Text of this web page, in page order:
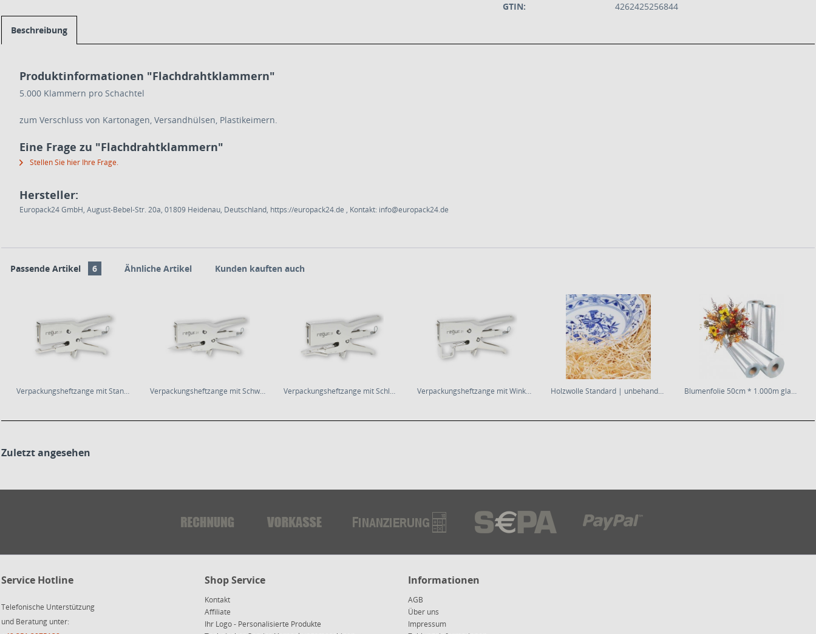
GTIN:
4262425256844
Beschreibung
Produktinformationen "Flachdrahtklammern"
5.000 Klammern pro Schachtel
zum Verschluss von Kartonagen, Versandhülsen, Plastikeimern.
Eine Frage zu "Flachdrahtklammern"
Stellen Sie hier Ihre Frage.
Hersteller:
Europack24 GmbH, August-Bebel-Str. 20a, 01809 Heidenau, Deutschland, https://europack24.de , Kontakt: info@europack24.de
Passende Artikel 6 Ähnliche Artikel Kunden kauften auch
Verpackungsheftzange mit Standardamboss Verpackungsheftzange mit Schwertamboss Verpackungsheftzange mit Schlaufenamboss Verpackungsheftzange mit Winkelamboss Holzwolle Standard | unbehandelte... Blumenfolie 50cm * 1.000m glasklar
Zuletzt angesehen
Service Hotline
Telefonische Unterstützung
und Beratung unter:
Shop Service
Kontakt
Affiliate
Ihr Logo - Personalisierte Produkte
Informationen
AGB
Über uns
Impressum